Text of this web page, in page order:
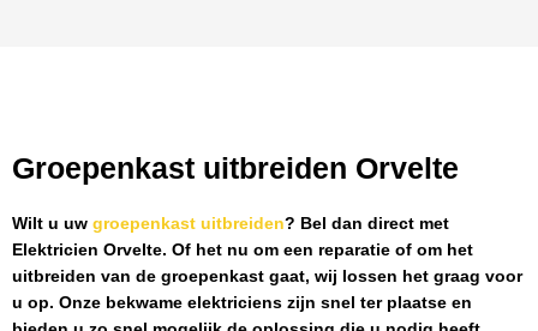
Groepenkast uitbreiden Orvelte
Wilt u uw groepenkast uitbreiden? Bel dan direct met
Elektricien Orvelte. Of het nu om een reparatie of om het
uitbreiden van de groepenkast gaat, wij lossen het graag voor
u op. Onze bekwame elektriciens zijn snel ter plaatse en